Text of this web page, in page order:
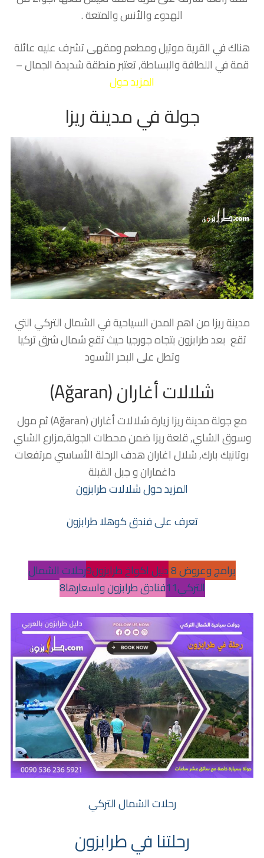
الهدوء والأنس والمتعة .
هناك في القرية موتيل ومطعم ومقهى تشرف عليه عائلة
قمة في اللطافة والبساطة, تعتبر منطقة شديدة الجمال –
المزيد حول
جولة في مدينة ريزا
مدينة ريزا من اهم المدن السياحية في الشمال التركي التي
تقع بعد طرابزون بتجاه جورجيا حيث تقع شمال شرق تركيا
وتطل على البحر الأسود
شلالات أغاران (Ağaran)
مع جولة مدينة ريزا زيارة شلالات أغاران (Ağaran) ثم مول
وسوق الشاي, قلعة ريزا ضمن محطات الجولة,مزارع الشاي
بوتانيك بارك, شلال اغاران هدف الرحلة الأساسي مرتفعات
داغماران و جبل القبلة
المزيد حول شلالات طرابزون
تعرف على فندق كوهلا طرابزون
برامج وعروض 8 دليل اكواخ طرابزون9 رحلات الشمال
التركي11
فنادق طرابزون واسعارها8
رحلات الشمال التركي
رحلتنا في طرابزون